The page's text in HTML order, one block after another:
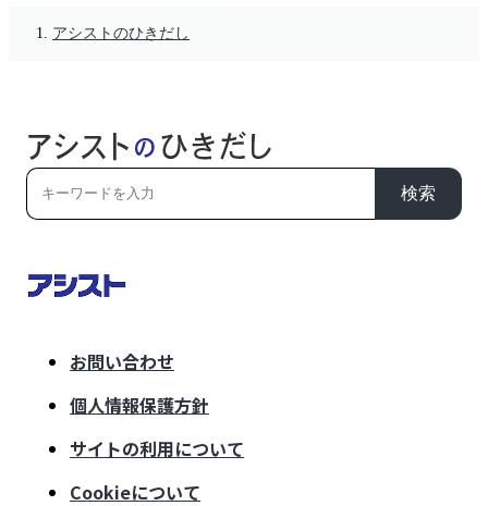
アシストのひきだし
検索
お問い合わせ
個人情報保護方針
サイトの利用について
Cookieについて